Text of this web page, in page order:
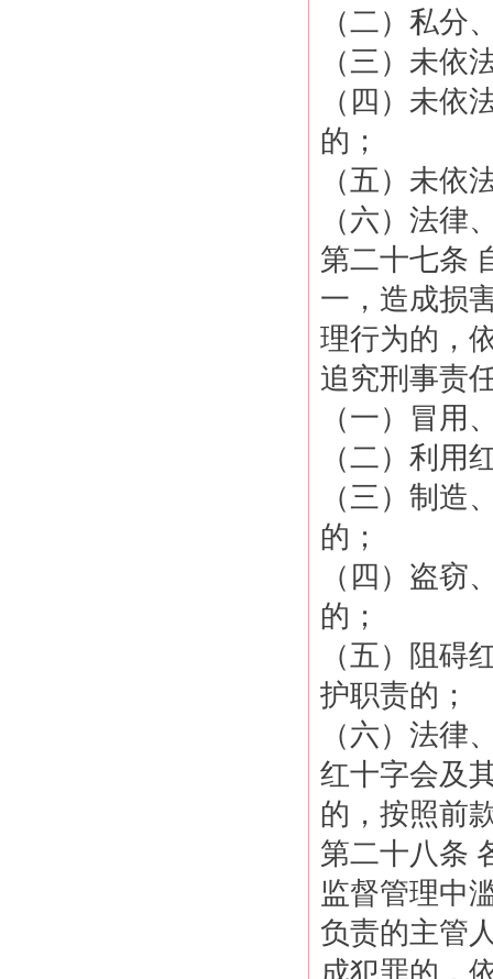
（二）私分
（三）未依
（四）未依
的；
（五）未依
（六）法律
第二十七条
一，造成损
理行为的，
追究刑事责
（一）冒用
（二）利用
（三）制造
的；
（四）盗窃
的；
（五）阻碍
护职责的；
（六）法律
红十字会及
的，按照前
第二十八条
监督管理中
负责的主管
成犯罪的，